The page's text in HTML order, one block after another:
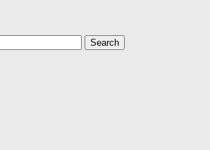
Search